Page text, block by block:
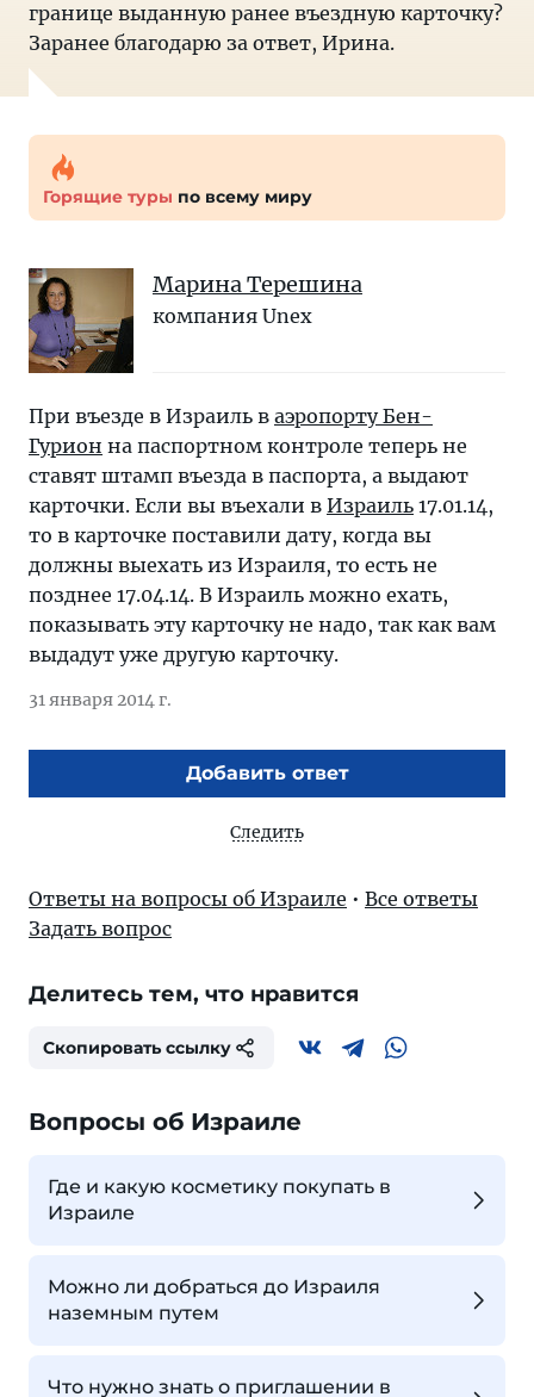
границе выданную ранее въездную карточку?
Заранее благодарю за ответ, Ирина.
Горящие туры по всему миру
Марина Терешина
компания Unex
При въезде в Израиль в аэропорту Бен-
Гурион на паспортном контроле теперь не
ставят штамп въезда в паспорта, а выдают
карточки. Если вы въехали в Израиль 17.01.14,
то в карточке поставили дату, когда вы
должны выехать из Израиля, то есть не
позднее 17.04.14. В Израиль можно ехать,
показывать эту карточку не надо, так как вам
выдадут уже другую карточку.
31 января 2014 г.
Добавить ответ
Следить
Ответы на вопросы об Израиле • Все ответы
Задать вопрос
Делитесь тем, что нравится
Скопировать ссылку
Вопросы об Израиле
Где и какую косметику покупать в
Израиле
Можно ли добраться до Израиля
наземным путем
Что нужно знать о приглашении в